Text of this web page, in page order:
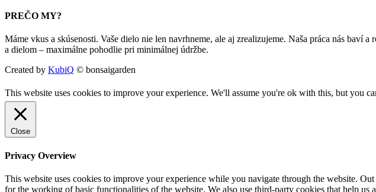
PREČO MY?
Máme vkus a skúsenosti. Vaše dielo nie len navrhneme, ale aj zrealizujeme. Naša práca nás
a dielom – maximálne pohodlie pri minimálnej údržbe.
Created by KubiQ © bonsaigarden
This website uses cookies to improve your experience. We'll assume you're ok with this, but you
Close
Privacy Overview
This website uses cookies to improve your experience while you navigate through the website.
for the working of basic functionalities of the website. We also use third-party cookies that help